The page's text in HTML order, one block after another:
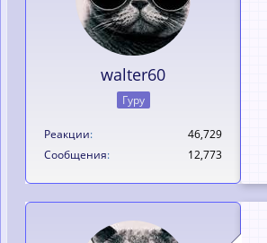
walter60
Гуру
Реакции
46,729
Сообщения
12,773